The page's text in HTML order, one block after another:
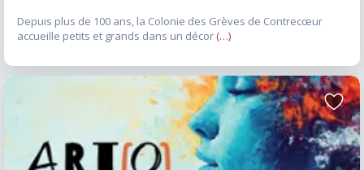
profiter des sentiers enneigés, du ski de fond,
offertes dans la région. Attractions
incontournables dans le Haut-Richelieu Le
Canal de Chambly figure parmi les attractions
les plus importantes du Haut-Richelieu. Le
Fort Lennox, situé sur l’Île aux Noix, constitue
Depuis plus de 100 ans, la Colonie des Grèves de Contrecœur
accueille petits et grands dans un décor(…)
aux
favoris